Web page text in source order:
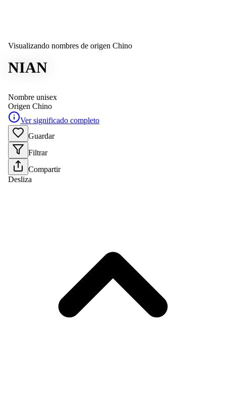
Visualizando nombres de origen Chino
NIAN
Nombre unisex
Origen Chino
Ver significado completo
Guardar
Filtrar
Compartir
Desliza